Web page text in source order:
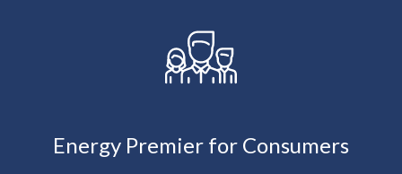
Energy Premier for Consumers